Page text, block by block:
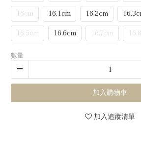
16cm
16.1cm 16.2cm
16.5cm
16.6cm 16.7cm
數量
加入購物車
加入追蹤清單